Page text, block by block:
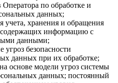
Оператора по обработке и
данных;
учета, хранения и обращения
содержащих информацию с
данными;
угроз безопасности
данных при их обработке;
основе модели угроз системы
данных; постоянный